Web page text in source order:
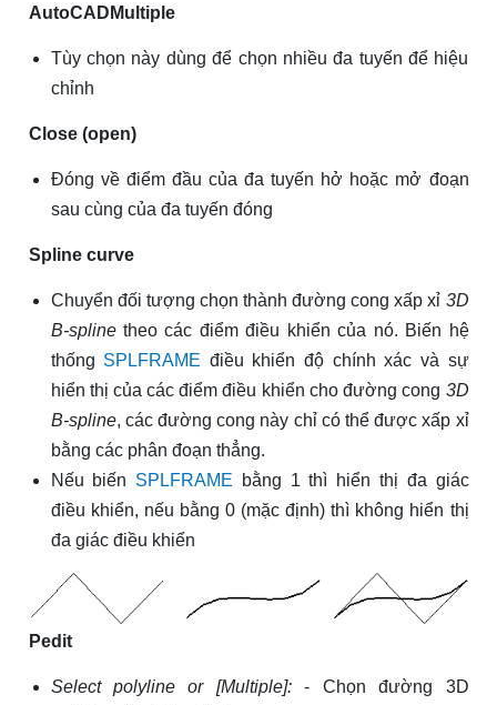
AutoCAD Multiple
Tùy chọn này dùng để chọn nhiều đa tuyến để hiệu
chỉnh
Close (open)
Đóng về điểm đầu của đa tuyến hở hoặc mở đoạn
sau cùng của đa tuyến đóng
Spline curve
Chuyển đối tượng chọn thành đường cong xấp xỉ 3D
B-splinetheo các điểm điều khiển của nó. Biến hệ
thống SPLFRAME điều khiển độ chính xác và sự
hiển thị của các điểm điều khiển cho đường cong 3D
B-spline, các đường cong này chỉ có thể được xấp xỉ
bằng các phân đoạn thẳng.
Nếu biến SPLFRAME bằng 1 thì hiển thị đa giác
điều khiển, nếu bằng 0 (mặc định) thì không hiển thị
đa giác điều khiển
Pedit
Select polyline or [Multiple]:- Chọn đường 3D